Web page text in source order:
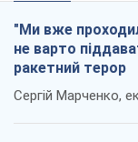
"Ми вже
не варто
ракетний терор
Сергій Марченко,